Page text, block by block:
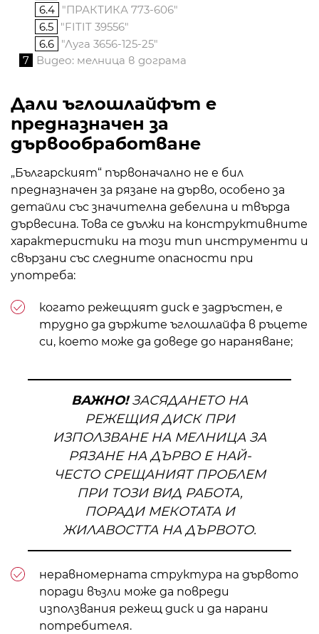
6.4 "ПРАКТИКА 773-606"
6.5 "FITIT 39556"
6.6 "Луга 3656-125-25"
7 Видео: мелница в дограма
Дали ъглошлайфът е
предназначен за
дървообработване
„Българският“ първоначално не е бил
предназначен за рязане на дърво, особено за
детайли със значителна дебелина и твърда
дървесина. Това се дължи на конструктивните
характеристики на този тип инструменти и
свързани със следните опасности при
употреба:
когато режещият диск е задръстен, е
трудно да държите ъглошлайфа в ръцете
си, което може да доведе до нараняване;
ВАЖНО!ЗАСЯДАНЕТО НА
РЕЖЕЩИЯ ДИСК ПРИ
ИЗПОЛЗВАНЕ НА МЕЛНИЦА ЗА
РЯЗАНЕ НА ДЪРВО Е НАЙ-
ЧЕСТО СРЕЩАНИЯТ ПРОБЛЕМ
ПРИ ТОЗИ ВИД РАБОТА,
ПОРАДИ МЕКОТАТА И
ЖИЛАВОСТТА НА ДЪРВОТО.
неравномерната структура на дървото
поради възли може да повреди
използвания режещ диск и да нарани
потребителя.